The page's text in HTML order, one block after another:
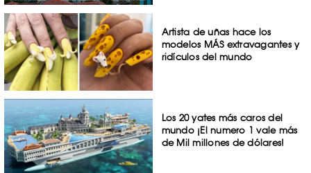
Artista de uñas hace los
modelos MÁS extravagantes y
ridículos del mundo
Los 20 yates más caros del
mundo ¡El numero 1 vale más
de Mil millones de dólares!